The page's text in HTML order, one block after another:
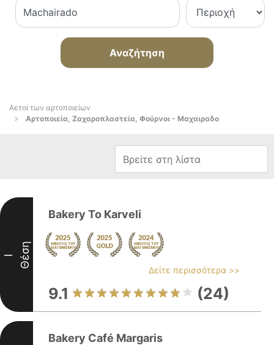
Αναζήτηση
Αετοί των αρτοποιείων
Αρτοποιεία, Ζαχαροπλαστεία, Φούρνοι - Μαχαιραδο
I Θέση
Bakery To Karveli
Δείτε περισσότερα >>
9.1 (24)
Bakery Café Margaris